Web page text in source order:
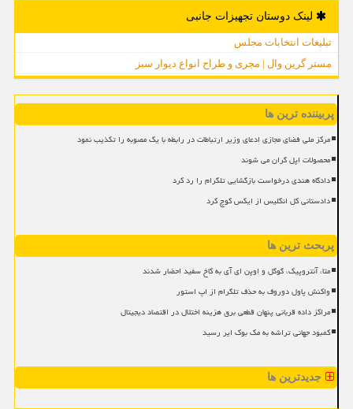
لینک دوستان تجهیزات جانبی
تبلیغات انتخابات مجلس
مستر گرین وال | مجری و طراح انواع دیوار سبز
پربیننده ترین ها
مرکز ملی فضای مجازی ادعای وزیر ارتباطات در رابطه با یک مصوبه را تکذیب نمود
محصولات اپل گران می شوند
دادگاه هندی درخواست بازگشایی تلگرام را رد کرد
دادستانی کل انگلیس از ایکس کوچ کرد
پربحث ترین ها
متا، آنتروپیک، گوگل و اوپن ای آی به کاخ سفید احضار شدند
واکنش پاول دوروف به حذف تلگرام از اپ استور
مراکز داده قربانی پنهان قطعی برق هزینه اختلال در اقتصاد دیجیتال
کمبود جهانی تراشه به مک بوک ایر رسید
جدیدترین ها